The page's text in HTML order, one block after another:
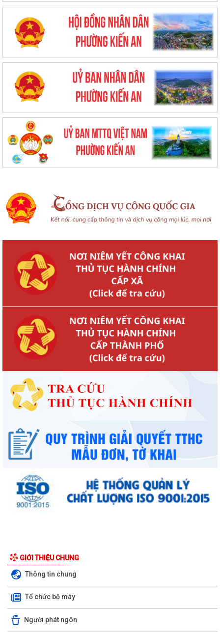
GIỚI THIỆU CHUNG
Thông tin chung
Tổ chức bộ máy
Người phát ngôn